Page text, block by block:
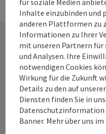
Wir bitten um
Betrieben, um
die
Abstellplätze
abzufragen.
Inhalte einzubinden und
anderen Plattformen zu
Informationen zu Ihrer
mit unseren Partnern für
und Analysen. Ihre
notwendigen Cookies
Wirkung für die Zukunft
Details zu den auf
Diensten finden Sie in
Datenschutzinformation
Banner. Mehr über uns